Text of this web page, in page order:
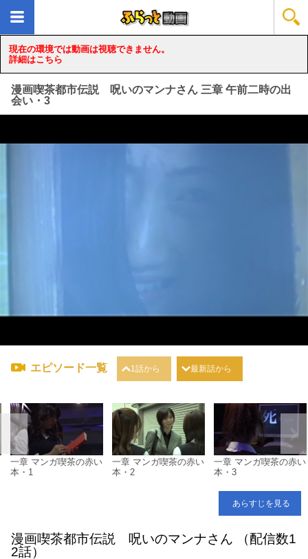
現在の環境では動画は視聴できません。
詳細はこちら
漫画喫茶都市伝説 呪いのマンナさん 三章 午前二時の出
会い・3
エピソード一覧 1話から 最新話から
一章 マンガ喫茶の赤い
本・1
一章 マンガ喫茶の赤い
本・2
一章 マンガ喫茶の赤い
本・3
あらすじを見る
漫画喫茶都市伝説 呪いのマンナさん （配信数1
2話）